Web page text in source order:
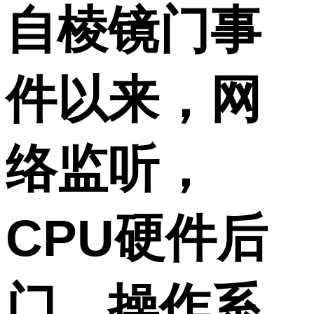
自棱镜门事
件以来，网
络监听，
CPU硬件后